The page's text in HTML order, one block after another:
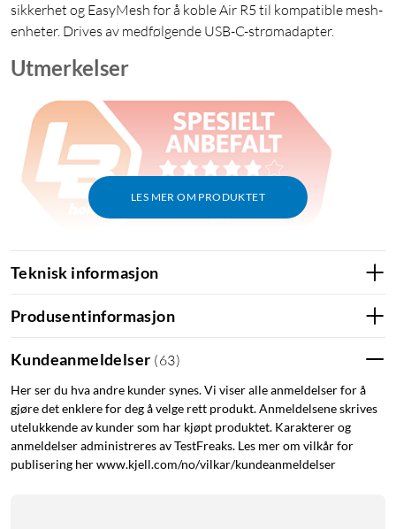
sikkerhet og EasyMesh for å koble Air R5 til kompatible mesh-
enheter. Drives av medfølgende USB-C-strømadapter.
LES MER OM PRODUKTET
Utmerkelser
Lyd & Bilde: "TP-Link Archer Air R5 mesh-nettverk er så flatt at
det nærmest henger usynlig på veggen."
Teknisk informasjon
Produsentinformasjon
Kundeanmeldelser (63)
Her ser du hva andre kunder synes. Vi viser alle anmeldelser for å
gjøre det enklere for deg å velge rett produkt. Anmeldelsene skrives
utelukkende av kunder som har kjøpt produktet. Karakterer og
anmeldelser administreres av TestFreaks. Les mer om vilkår for
publisering her www.kjell.com/no/vilkar/kundeanmeldelser